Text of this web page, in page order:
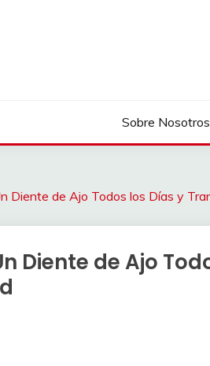
Sobre Nosotros
Diente de Ajo Todos los Días y
Diente de Ajo